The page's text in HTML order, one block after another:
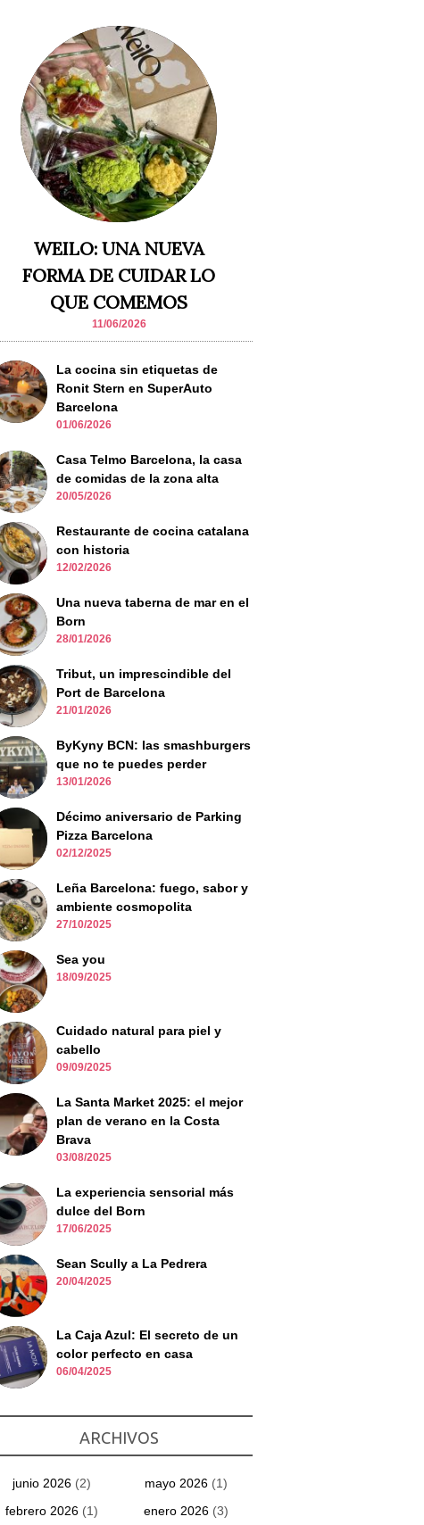
WEILO: UNA NUEVA
FORMA DE CUIDAR LO
QUE COMEMOS
11/06/2026
La cocina sin etiquetas de
Ronit Stern en SuperAuto
Barcelona
01/06/2026
Casa Telmo Barcelona, la casa
de comidas de la zona alta
20/05/2026
Restaurante de cocina catalana
con historia
12/02/2026
Una nueva taberna de mar en el
Born
28/01/2026
Tribut, un imprescindible del
Port de Barcelona
21/01/2026
ByKyny BCN: las smashburgers
que no te puedes perder
13/01/2026
Décimo aniversario de Parking
Pizza Barcelona
02/12/2025
Leña Barcelona: fuego, sabor y
ambiente cosmopolita
27/10/2025
Sea you
18/09/2025
Cuidado natural para piel y
cabello
09/09/2025
La Santa Market 2025: el mejor
plan de verano en la Costa
Brava
03/08/2025
La experiencia sensorial más
dulce del Born
17/06/2025
Sean Scully a La Pedrera
20/04/2025
La Caja Azul: El secreto de un
color perfecto en casa
06/04/2025
ARCHIVOS
junio 2026 (2) mayo 2026(1)
febrero 2026 (1) enero 2026(3)